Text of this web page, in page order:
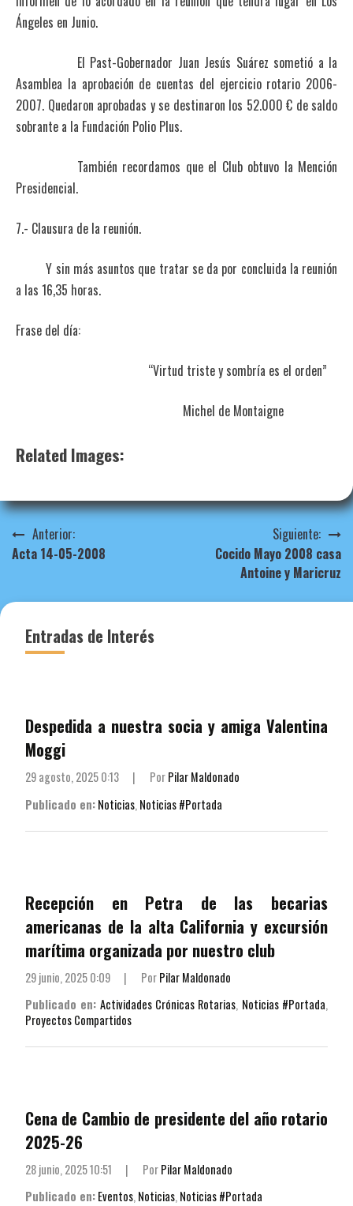
Ángeles en Junio.
El Past-Gobernador Juan Jesús Suárez sometió a la
Asamblea la aprobación de cuentas del ejercicio rotario 2006-
2007. Quedaron aprobadas y se destinaron los 52.000 € de saldo
sobrante a la Fundación Polio Plus.
También recordamos que el Club obtuvo la Mención
Presidencial.
7.- Clausura de la reunión.
Y sin más asuntos que tratar se da por concluida la reunión
a las 16,35 horas.
Frase del día:
“Virtud triste y sombría es el orden”
Michel de Montaigne
Related Images:
Navegación
de
entradas
Anterior:
Acta 14-05-2008
Siguiente:
Cocido Mayo 2008 casa
Antoine y Maricruz
Entradas de Interés
Despedida a nuestra socia y amiga Valentina
Moggi
29 agosto, 2025 0:13 | PorPilar Maldonado
Publicado en:Noticias, Noticias #Portada
Recepción en Petra de las becarias
americanas de la alta California y excursión
marítima organizada por nuestro club
29 junio, 2025 0:09 | PorPilar Maldonado
Publicado en: Actividades Crónicas Rotarias, Noticias #Portada,
Proyectos Compartidos
Cena de Cambio de presidente del año rotario
2025-26
28 junio, 2025 10:51 | PorPilar Maldonado
Publicado en:Eventos, Noticias, Noticias #Portada